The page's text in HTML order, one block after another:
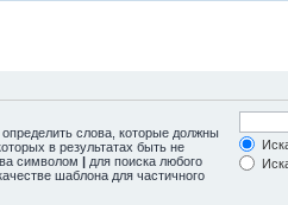
определить слова, которые должны
в результатах быть не
символом | для поиска любого
шаблона для частичного